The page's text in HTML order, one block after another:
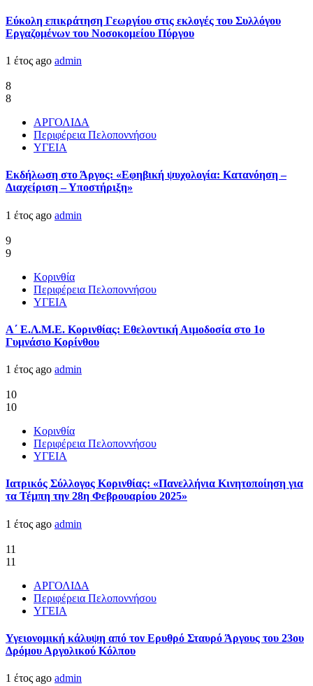
Εύκολη επικράτηση Γεωργίου στις εκλογές του Συλλόγου
Εργαζομένων του Νοσοκομείου Πύργου
1 έτος ago admin
8
8
ΑΡΓΟΛΙΔΑ
Περιφέρεια Πελοποννήσου
ΥΓΕΙΑ
Εκδήλωση στο Άργος: «Εφηβική ψυχολογία: Κατανόηση –
Διαχείριση – Υποστήριξη»
1 έτος ago admin
9
9
Κορινθία
Περιφέρεια Πελοποννήσου
ΥΓΕΙΑ
Α΄ Ε.Λ.Μ.Ε. Κορινθίας: Εθελοντική Αιμοδοσία στο 1ο
Γυμνάσιο Κορίνθου
1 έτος ago admin
10
10
Κορινθία
Περιφέρεια Πελοποννήσου
ΥΓΕΙΑ
Ιατρικός Σύλλογος Κορινθίας: «Πανελλήνια Κινητοποίηση για
τα Τέμπη την 28η Φεβρουαρίου 2025»
1 έτος ago admin
11
11
ΑΡΓΟΛΙΔΑ
Περιφέρεια Πελοποννήσου
ΥΓΕΙΑ
Υγειονομική κάλυψη από τον Ερυθρό Σταυρό Άργους του 23ου
Δρόμου Αργολικού Κόλπου
1 έτος ago admin